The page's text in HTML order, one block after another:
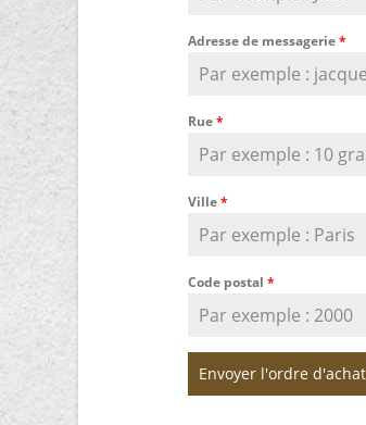
Adresse de messagerie*
Rue*
Ville*
Code postal *
Envoyer l'ordre d'achat